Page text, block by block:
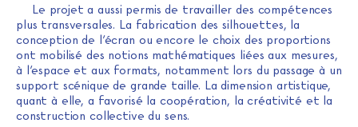
Le projet a aussi permis de travailler des compétences
plus transversales. La fabrication des silhouettes, la
conception de l’écran ou encore le choix des proportions
ont mobilisé des notions mathématiques liées aux mesures,
à l’espace et aux formats, notamment lors du passage à un
support scénique de grande taille. La dimension artistique,
quant à elle, a favorisé la coopération, la créativité et la
construction collective du sens.